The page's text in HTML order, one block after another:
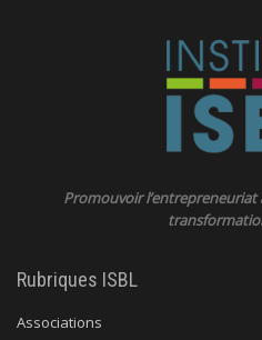
Promouvoir
Rubriques ISBL
Associations